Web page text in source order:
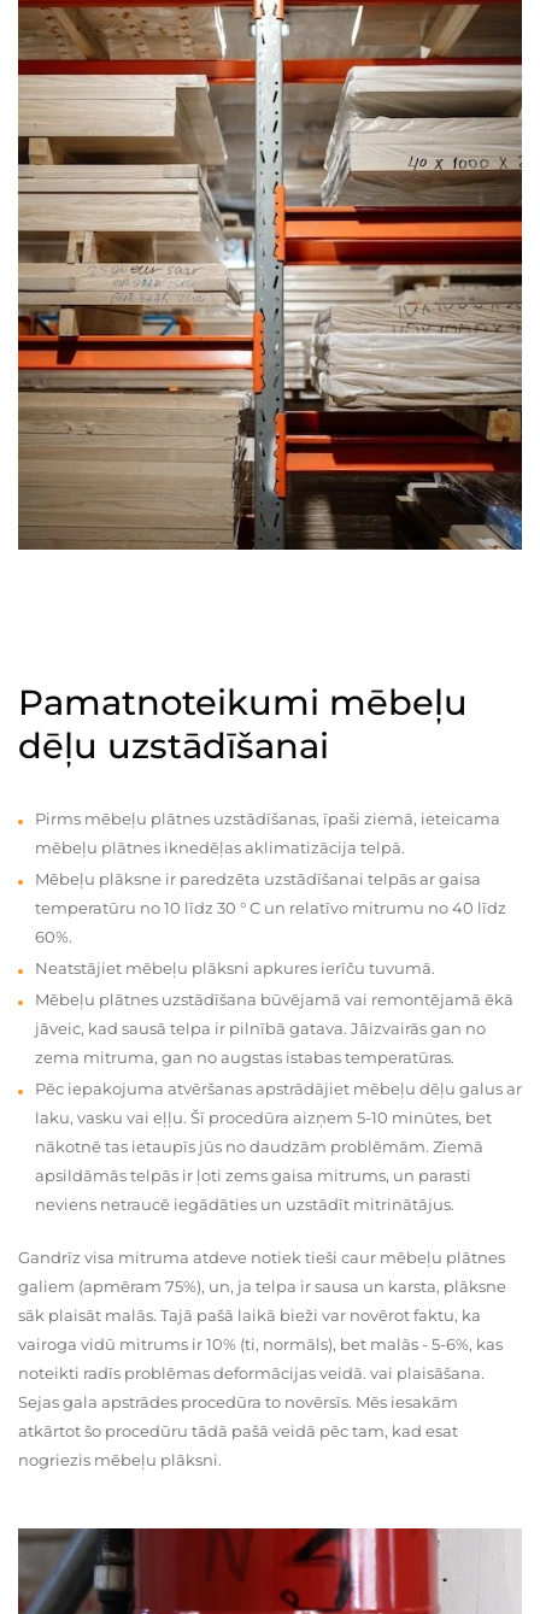
Pamatnoteikumi mēbeļu
dēļu uzstādīšanai
Pirms mēbeļu plātnes uzstādīšanas, īpaši ziemā, ieteicama
mēbeļu plātnes iknedēļas aklimatizācija telpā.
Mēbeļu plāksne ir paredzēta uzstādīšanai telpās ar gaisa
temperatūru no 10 līdz 30 ° C un relatīvo mitrumu no 40 līdz
60%.
Neatstājiet mēbeļu plāksni apkures ierīču tuvumā.
Mēbeļu plātnes uzstādīšana būvējamā vai remontējamā ēkā
jāveic, kad sausā telpa ir pilnībā gatava. Jāizvairās gan no
zema mitruma, gan no augstas istabas temperatūras.
Pēc iepakojuma atvēršanas apstrādājiet mēbeļu dēļu galus ar
laku, vasku vai eļļu. Šī procedūra aizņem 5-10 minūtes, bet
nākotnē tas ietaupīs jūs no daudzām problēmām. Ziemā
apsildāmās telpās ir ļoti zems gaisa mitrums, un parasti
neviens netraucē iegādāties un uzstādīt mitrinātājus.
Gandrīz visa mitruma atdeve notiek tieši caur mēbeļu plātnes
galiem (apmēram 75%), un, ja telpa ir sausa un karsta, plāksne
sāk plaisāt malās. Tajā pašā laikā bieži var novērot faktu, ka
vairoga vidū mitrums ir 10% (ti, normāls), bet malās - 5-6%, kas
noteikti radīs problēmas deformācijas veidā. vai plaisāšana.
Sejas gala apstrādes procedūra to novērsīs. Mēs iesakām
atkārtot šo procedūru tādā pašā veidā pēc tam, kad esat
nogriezis mēbeļu plāksni.